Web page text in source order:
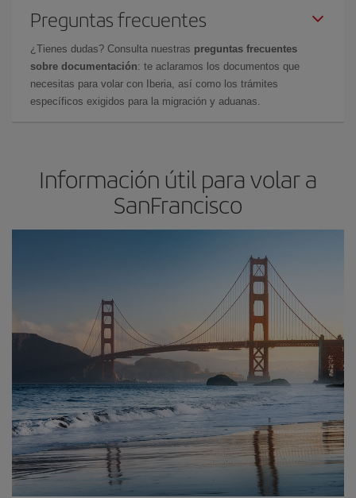
Preguntas frecuentes
¿Tienes dudas? Consulta nuestras preguntas frecuentes
sobre documentación: te aclaramos los documentos que
necesitas para volar con Iberia, así como los trámites
específicos exigidos para la migración y aduanas.
Información útil para volar a
SanFrancisco